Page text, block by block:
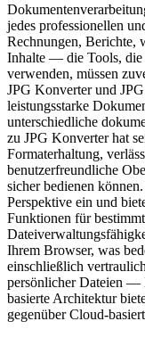
jedes professionellen
Rechnungen, Berichte,
Inhalte — die Tools, die
verwenden, müssen
JPG Konverter und
leistungsstarke
unterschiedliche
zu JPG Konverter hat
Formaterhaltung,
benutzerfreundliche
sicher bedienen
Perspektive ein und
Funktionen für
Ihrem Browser, was
einschließlich
persönlicher Dateien —
basierte Architektur
gegenüber Cloud-